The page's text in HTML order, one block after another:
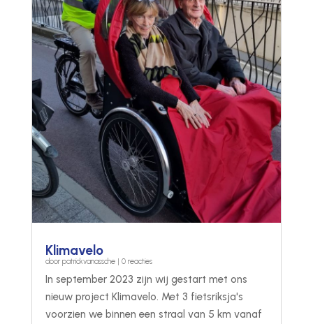
Klimavelo
door patrickvanassche| 0 reacties
In september 2023 zijn wij gestart met ons
nieuw project Klimavelo. Met 3 fietsriksja's
voorzien we binnen een straal van 5 km vanaf